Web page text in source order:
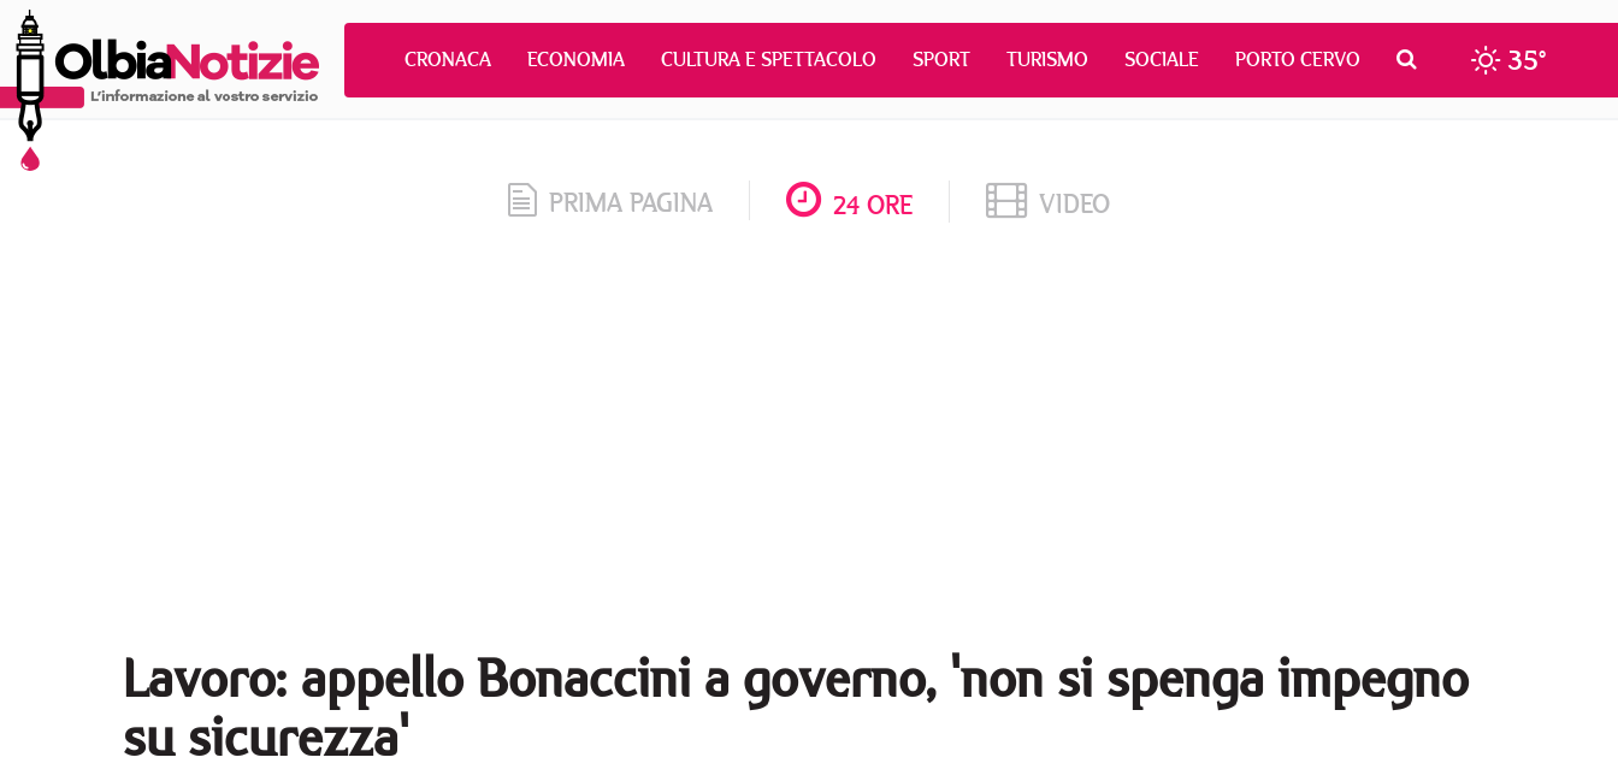
CRONACA ECONOMIA CULTURA E SPETTACOLO SPORT TURISMO SOCIALE PORTO CERVO 35°
PRIMA PAGINA 24 ORE VIDEO
Lavoro: appello Bonaccini a governo, 'non si spenga impegno
su sicurezza'